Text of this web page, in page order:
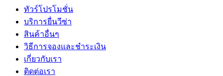
ทัวร์โปรโมชั่น
บริการยื่นวีซ่า
สินค้าอื่นๆ
วิธีการจองและชำระเงิน
เกี่ยวกับเรา
ติดต่อเรา